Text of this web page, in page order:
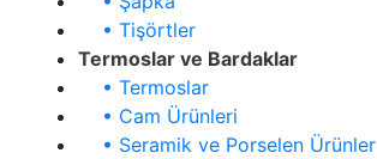
• Tişörtler
Termoslar ve Bardaklar
• Termoslar
• Cam Ürünleri
• Seramik ve Porselen Ürünler